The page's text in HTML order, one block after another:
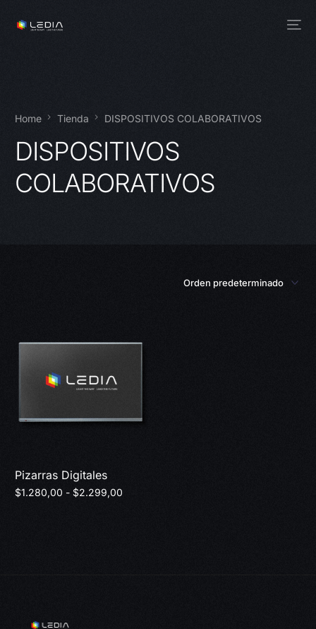
Home Tienda DISPOSITIVOS COLABORATIVOS
DISPOSITIVOS
COLABORATIVOS
Pizarras Digitales
$1.280,00 - $2.299,00